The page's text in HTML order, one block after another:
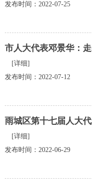
发布时间：2022-07-25
市人大代表邓景华：
[详细]
发布时间：2022-07-12
雨城区第十七届人大
[详细]
发布时间：2022-06-29